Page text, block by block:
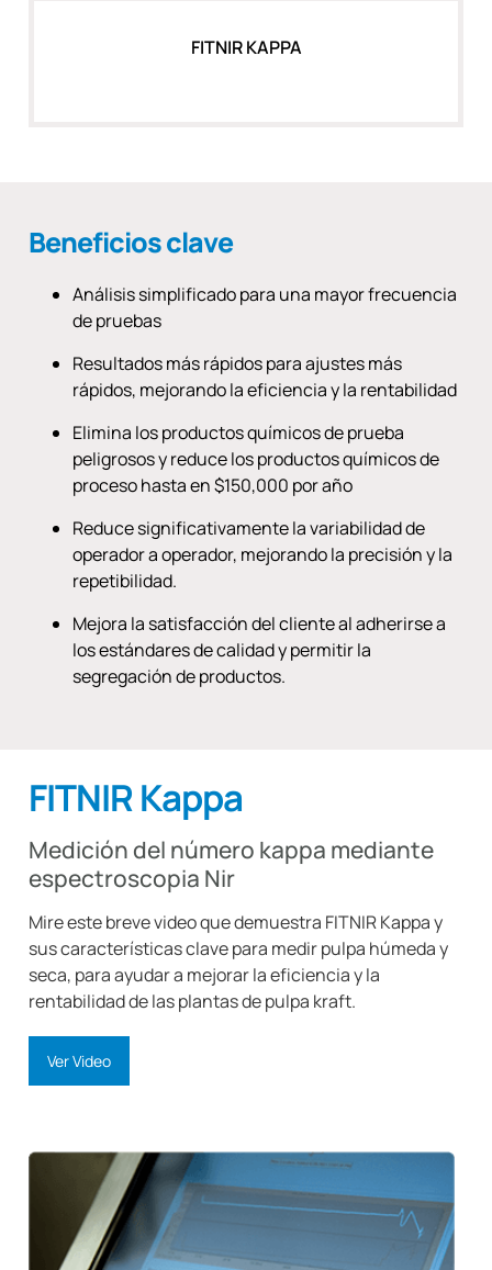
FITNIR KAPPA
Beneficios clave
Análisis simplificado para una mayor frecuencia
de pruebas
Resultados más rápidos para ajustes más
rápidos, mejorando la eficiencia y la rentabilidad
Elimina los productos químicos de prueba
peligrosos y reduce los productos químicos de
proceso hasta en $150,000 por año
Reduce significativamente la variabilidad de
operador a operador, mejorando la precisión y la
repetibilidad.
Mejora la satisfacción del cliente al adherirse a
los estándares de calidad y permitir la
segregación de productos.
FITNIR Kappa
Medición del número kappa mediante
espectroscopia Nir
Mire este breve video que demuestra FITNIR Kappa y
sus características clave para medir pulpa húmeda y
seca, para ayudar a mejorar la eficiencia y la
rentabilidad de las plantas de pulpa kraft.
Ver Video